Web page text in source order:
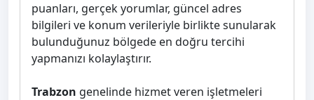
puanları, gerçek yorumlar, güncel adres
bilgileri ve konum verileriyle birlikte sunularak
bulunduğunuz bölgede en doğru tercihi
yapmanızı kolaylaştırır.
Trabzon genelinde hizmet veren işletmeleri